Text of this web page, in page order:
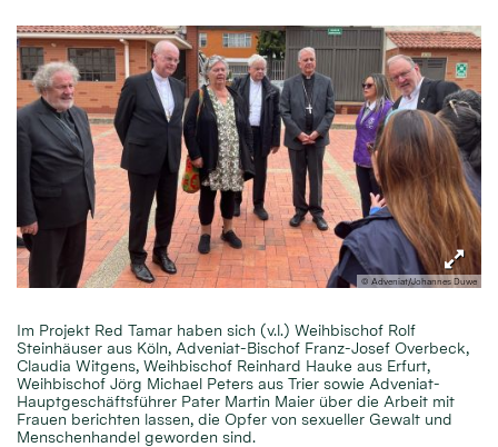
© Adveniat/Johannes Duwe
Im Projekt Red Tamar haben sich (v.l.) Weihbischof Rolf
Steinhäuser aus Köln, Adveniat-Bischof Franz-Josef Overbeck,
Claudia Witgens, Weihbischof Reinhard Hauke aus Erfurt,
Weihbischof Jörg Michael Peters aus Trier sowie Adveniat-
Hauptgeschäftsführer Pater Martin Maier über die Arbeit mit
Frauen berichten lassen, die Opfer von sexueller Gewalt und
Menschenhandel geworden sind.